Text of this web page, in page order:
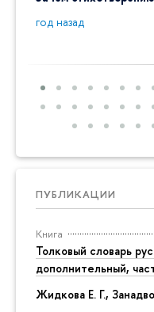
год назад
ПУБЛИКАЦИИ
Книга
Толковый словарь
дополнительный,
Жидкова Е. Г.,